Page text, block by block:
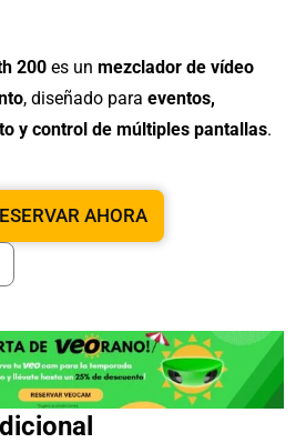
200 es un mezclador de vídeo
, diseñado para eventos,
y control de múltiples pantallas.
AHORA